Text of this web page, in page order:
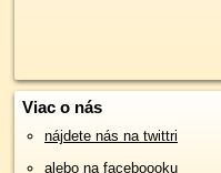
Viac o nás
nájdete nás na twittri
alebo na faceboooku